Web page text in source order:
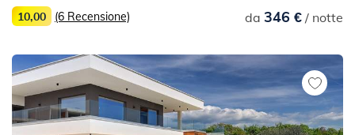
da 346 €/ notte
10,00 (6 Recensione)